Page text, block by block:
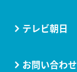
テレビ朝日
お問い合わせ